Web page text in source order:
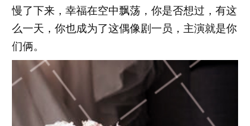
慢了下来，幸福在空中飘荡，你是否想过，有这
么一天，你也成为了这偶像剧一员，主演就是你
们俩。